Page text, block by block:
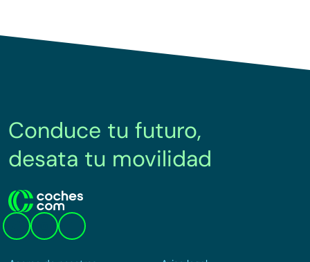
Conduce tu futuro,
desata tu movilidad